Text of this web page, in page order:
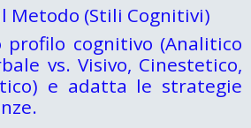
Metodo (Stili Cognitivi)
cognitivo (Analitico
vs. Visivo, Cinestetico,
e adatta le strategie